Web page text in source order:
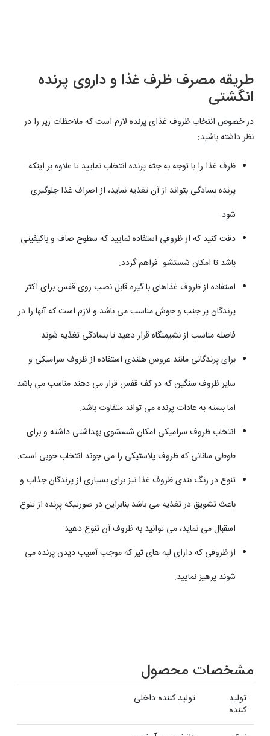
طریقه مصرف ظرف غذا و داروی پرنده
انگشتی
در خصوص انتخاب ظروف غذای پرنده لازم است که ملاحظات زیر را در
نظر داشته باشید:
ظرف غذا را با توجه به جثه پرنده انتخاب نمایید تا علاوه بر اینکه
پرنده بسادگی بتواند از آن تغذیه نماید، از اصراف غذا جلوگیری
شود.
دقت کنید که از ظروفی استفاده نمایید که سطوح صاف و باکیفیتی
باشد تا امکان شستشو فراهم گردد.
استفاده از ظروف غذاهای با گیره قابل نصب روی قفس برای اکثر
پرندگان پر جنب و جوش مناسب می باشد و لازم است که آنها را در
فاصله مناسب از نشیمنگاه قرار دهید تا بسادگی تغذیه شوند.
برای پرندگانی مانند عروس هلندی استفاده از ظروف سرامیکی و
سایر ظروف سنگین که در کف قفس قرار می دهند مناسب می باشد
اما بسته به عادات پرنده می تواند متفاوت باشد.
انتخاب ظروف سرامیکی امکان شسشوی بهداشتی داشته و برای
طوطی سانانی که ظروف پلاستیکی را می جوند انتخاب خوبی است.
تنوع در رنگ بندی ظروف غذا نیز برای بسیاری از پرندگان جذاب و
باعث تشویق در تغذیه می باشد بنابراین در صورتیکه پرنده از تنوع
اسقبال می نماید، می توانید به ظروف آن تنوع دهید.
از ظروفی که دارای لبه های تیز که موجب آسیب دیدن پرنده می
شوند پرهیز نمایید.
مشخصات محصول
تولید
کننده
تولید کننده داخلی